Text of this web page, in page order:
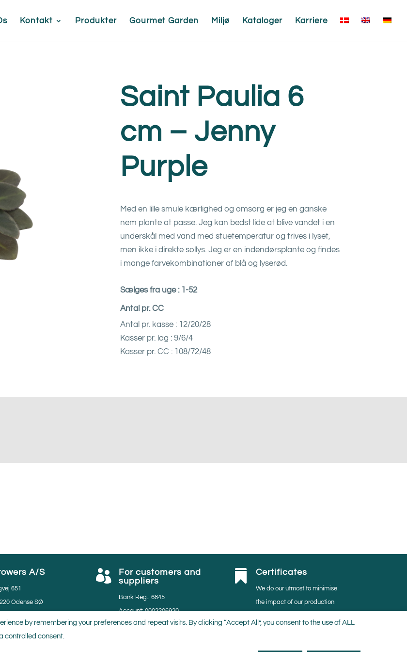
Kontakt Produkter Gourmet Garden Miljø Kataloger Karriere
Saint Paulia 6
cm – Jenny
Purple
Med en lille smule kærlighed og omsorg er jeg en ganske
nem plante at passe. Jeg kan bedst lide at blive vandet i en
underskål med vand med stuetemperatur og trives i lyset,
men ikke i direkte sollys. Jeg er en indendørsplante og findes
i mange farvekombinationer af blå og lyserød.
Sælges fra uge : 1-52
Antal pr. CC
Antal pr. kasse : 12/20/28
Kasser pr. lag : 9/6/4
Kasser pr. CC : 108/72/48
A/S
651
Odense SØ

For customers and
suppliers
Bank Reg.: 6845
Account: 0002206920
VAT: 35531297
 Certificates
We do our utmost to minimise
the impact of our production
by remembering your preferences and repeat visits. By clicking “Accept All”, you consent to the use of ALL
controlled consent.